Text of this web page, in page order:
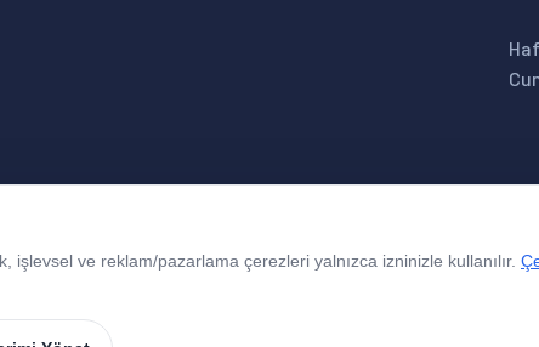
ve reklam/pazarlama çerezleri yalnızca izninizle kullanılır.